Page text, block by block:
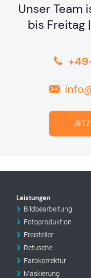
Unser Team
bis Freitag
Leistungen
Bildbearbeitung
Fotoproduktion
Freisteller
Retusche
Farbkorrektur
Maskierung